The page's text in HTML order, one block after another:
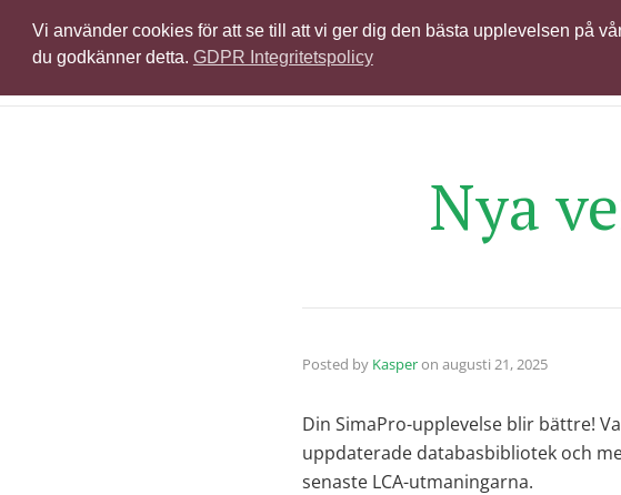
Produkter &
Nya
Posted by Kasperon augusti 21, 2025
Din SimaPro-upplevelse blir bättre!
uppdaterade databasbibliotek och
senaste LCA-utmaningarna.
Vi använder cookies för att se till att vi ger dig den bästa upplevelsen på
du godkänner detta. GDPR Integritetspolicy